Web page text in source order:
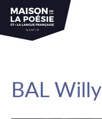
BAL Willy